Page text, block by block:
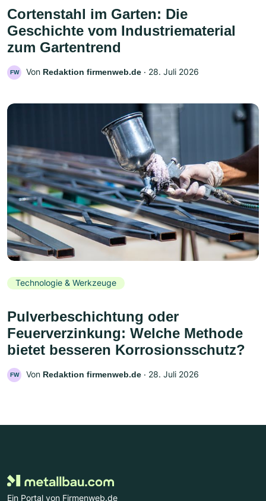
Cortenstahl im Garten: Die
Geschichte vom Industriematerial
zum Gartentrend
FW Von Redaktion firmenweb.de ‧ 28. Juli 2026
Technologie & Werkzeuge
Pulverbeschichtung oder
Feuerverzinkung: Welche Methode
bietet besseren Korrosionsschutz?
FW Von Redaktion firmenweb.de ‧ 28. Juli 2026
Ein Portal von Firmenweb.de